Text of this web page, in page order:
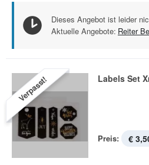
Dieses Angebot ist leider
Aktuelle Angebote: Reiter
Verpasst! Labels Set
Preis: €